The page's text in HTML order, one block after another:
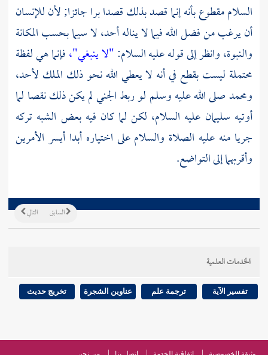
السلام مقطوع بأنه إنما قصد بذلك قصدا برا جائزا; لأن للإنسان
أن يرغب من فضل الله فيما لا يناله أحد، لا سيما بحسب المكانة
والنبوة، وانظر إلى قوله عليه السلام:"لا ينبغي"،فإنما هي لفظة
محتملة ليست بقطع في أنه لا يعطي الله نحو ذلك الملك لأحد،
ومحمدصلى الله عليه وسلم لو ربط الجني لم يكن ذلك نقصا لما
أوتيه سليمان عليه السلام، لكن لما كان فيه بعض الشبه تركه
جريا منه عليه الصلاة والسلام على اختياره أبدا أيسر الأمرين
وأقربهما إلى التواضع.
التالي السابق
الخدمات العلمية
تفسير الآية ترجمة علم عناوين الشجرة تخريج حديث